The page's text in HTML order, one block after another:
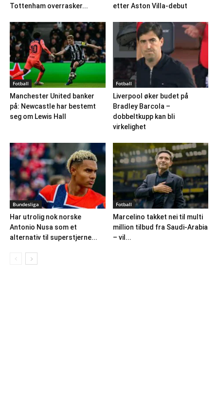
Tottenham overrasker...
etter Aston Villa-debut
Fotball
Manchester United banker
på: Newcastle har bestemt
seg om Lewis Hall
Fotball
Liverpool øker budet på
Bradley Barcola –
dobbeltkupp kan bli
virkelighet
Bundesliga
Har utrolig nok norske
Antonio Nusa som et
alternativ til superstjerne...
Fotball
Marcelino takket nei til multi
million tilbud fra Saudi-Arabia
– vil...